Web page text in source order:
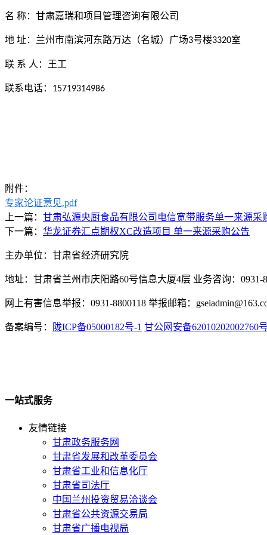
名 称：甘肃嘉瑞和项目管理咨询有限公司
地 址：兰州市南滨河东路万达（名城）广场3号楼3320室
联 系 人： 王工
联系电话： 15719314986
附件：
专家论证意见.pdf
上一篇： 甘肃弘源央厨食品有限公司电信宽带服务单一来源采
下一篇： 华龙证券汇点期权XC改造项目 单一来源采购公告
主办单位：甘肃省经济研究院
地址：甘肃省兰州市庆阳路60号信息大厦4层 业务咨询：0931-
网上有害信息举报：0931-8800118 举报邮箱：
备案编号： 陇ICP备05000182号-1 甘公网安备62010202002760号
一站式服务
友情链接
甘肃政务服务网
甘肃省发展和改革委员会
甘肃省工业和信息化厅
甘肃省司法厅
中国兰州投资贸易洽谈会
甘肃省公共资源交易局
甘肃省广播电视局